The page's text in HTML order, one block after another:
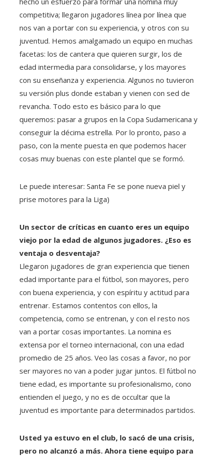
competitiva; llegaron jugadores línea por línea que
nos van a portar con su experiencia, y otros con su
juventud. Hemos amalgamado un equipo en muchas
facetas: los de cantera que quieren surgir, los de
edad intermedia para consolidarse, y los mayores
con su enseñanza y experiencia. Algunos no tuvieron
su versión plus donde estaban y vienen con sed de
revancha. Todo esto es básico para lo que
queremos: pasar a grupos en la Copa Sudamericana y
conseguir la décima estrella. Por lo pronto, paso a
paso, con la mente puesta en que podemos hacer
cosas muy buenas con este plantel que se formó.
Le puede interesar: Santa Fe se pone nueva piel y
prise motores para la Liga)
Un sector de críticas en cuanto eres un equipo
viejo por la edad de algunos jugadores. ¿Eso es
ventaja o desventaja?
Llegaron jugadores de gran experiencia que tienen
edad importante para el fútbol, ​​son mayores, pero
con buena experiencia, y con espíritu y actitud para
entrenar. Estamos contentos con ellos, la
competencia, como se entrenan, y con el resto nos
van a portar cosas importantes. La nomina es
extensa por el torneo internacional, con una edad
promedio de 25 años. Veo las cosas a favor, no por
ser mayores no van a poder jugar juntos. El fútbol no
tiene edad, es importante su profesionalismo, cono
entienden el juego, y no es de occultar que la
juventud es importante para determinados partidos.
Usted ya estuvo en el club, lo sacó de una crisis,
pero no alcanzó a más. Ahora tiene equipo para